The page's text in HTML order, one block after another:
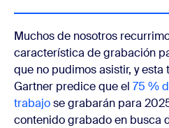
Muchos de nosotros
característica de grabación
que no pudimos asistir, y
Gartner predice que el 75 %
trabajose grabarán para
contenido grabado en busca